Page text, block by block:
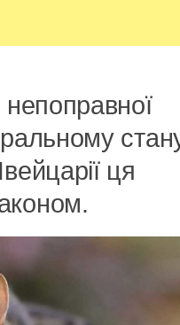
непоправної
ця